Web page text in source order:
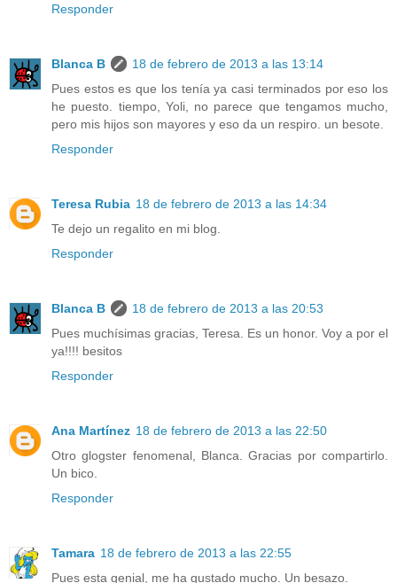
Responder
Blanca B
18 de febrero de 2013 a las 13:14
Pues estos es que los tenía ya casi terminados por eso los
he puesto. tiempo, Yoli, no parece que tengamos mucho,
pero mis hijos son mayores y eso da un respiro. un besote.
Responder
Teresa Rubia 18 de febrero de 2013 a las 14:34
Te dejo un regalito en mi blog.
Responder
Blanca B
18 de febrero de 2013 a las 20:53
Pues muchísimas gracias, Teresa. Es un honor. Voy a por el
ya!!!! besitos
Responder
Ana Martínez 18 de febrero de 2013 a las 22:50
Otro glogster fenomenal, Blanca. Gracias por compartirlo.
Un bico.
Responder
Tamara 18 de febrero de 2013 a las 22:55
Pues esta genial, me ha gustado mucho. Un besazo.